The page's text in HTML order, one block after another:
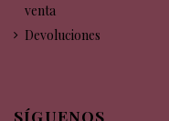
venta
Devoluciones
SÍGUENOS